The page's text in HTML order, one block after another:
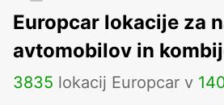
Europcar lokacije za
avtomobilov in
3835 lokacij Europcar v